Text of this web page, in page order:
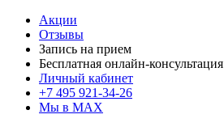
Акции
Отзывы
Запись на прием
Бесплатная онлайн-консультация
Личный кабинет
+7 495 921-34-26
Мы в MAX